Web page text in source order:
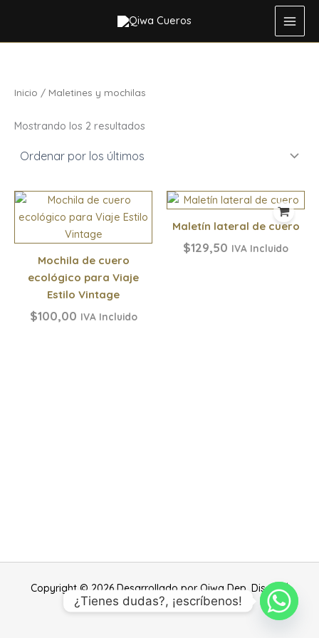
contenido
Inicio / Maletines y mochilas
Mostrando los 2 resultados
por
los
Mochila de cuero
ecológico para Viaje
Estilo Vintage
$100,00 IVA Incluido
Maletín lateral de cuero
$129,50 IVA Incluido
Copyright © 2026 Desarrollado por Qiwa Dep. Diseño |
Todos Los Derechos Reservados
¿Tienes dudas?, ¡escríbenos!